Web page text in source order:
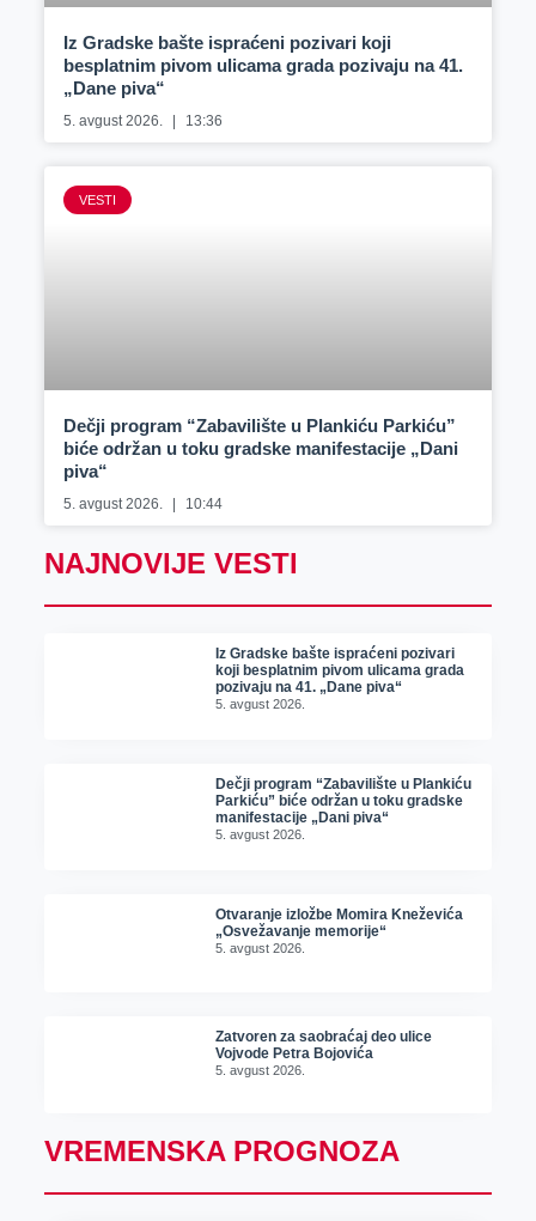
Iz Gradske bašte ispraćeni pozivari koji
besplatnim pivom ulicama grada pozivaju na 41.
„Dane piva“
5. avgust 2026. 13:36
VESTI
Dečji program “Zabavilište u Plankiću Parkiću”
biće održan u toku gradske manifestacije „Dani
piva“
5. avgust 2026. 10:44
NAJNOVIJE VESTI
Iz Gradske bašte ispraćeni pozivari
koji besplatnim pivom ulicama grada
pozivaju na 41. „Dane piva“
5. avgust 2026.
Dečji program “Zabavilište u Plankiću
Parkiću” biće održan u toku gradske
manifestacije „Dani piva“
5. avgust 2026.
Otvaranje izložbe Momira Kneževića
„Osvežavanje memorije“
5. avgust 2026.
Zatvoren za saobraćaj deo ulice
Vojvode Petra Bojovića
5. avgust 2026.
VREMENSKA PROGNOZA